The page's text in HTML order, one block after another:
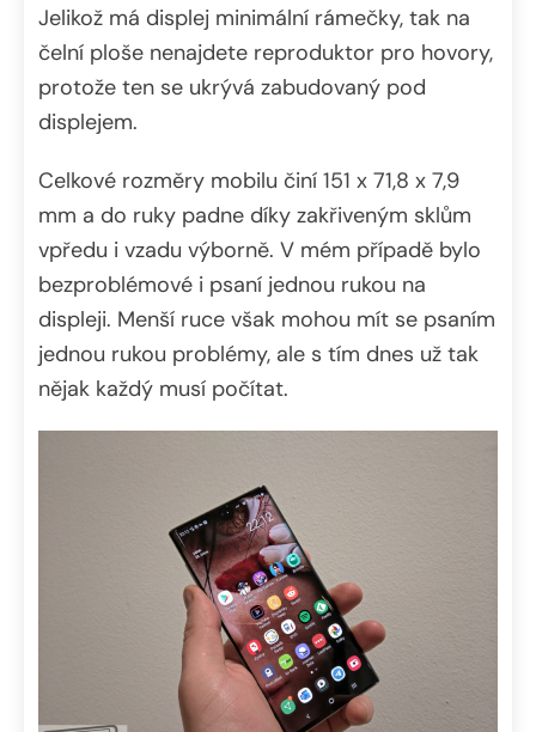
Jelikož má displej minimální rámečky, tak na
čelní ploše nenajdete reproduktor pro hovory,
protože ten se ukrývá zabudovaný pod
displejem.
Celkové rozměry mobilu činí 151 x 71,8 x 7,9
mm a do ruky padne díky zakřiveným sklům
vpředu i vzadu výborně. V mém případě bylo
bezproblémové i psaní jednou rukou na
displeji. Menší ruce však mohou mít se psaním
jednou rukou problémy, ale s tím dnes už tak
nějak každý musí počítat.